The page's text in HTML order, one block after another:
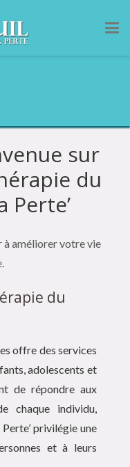
sur
du
Perte’
à améliorer votre vie
du
offre des services
adolescents et
de répondre aux
chaque individu,
privilégie une
et à leurs